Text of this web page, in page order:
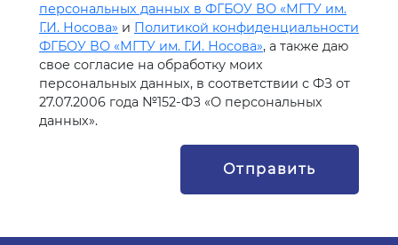
персональных данных в ФГБОУ ВО «МГТУ им.
Г.И. Носова» и Политикой конфиденциальности
ФГБОУ ВО «МГТУ им. Г.И. Носова», а также даю
свое согласие на обработку моих
персональных данных, в соответствии с ФЗ от
27.07.2006 года №152-ФЗ «О персональных
данных».